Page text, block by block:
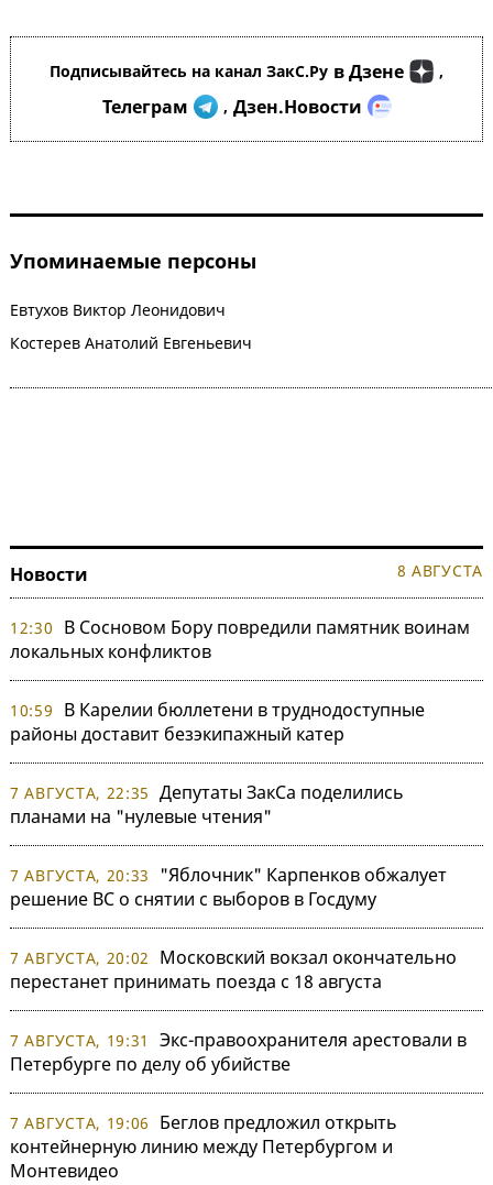
Подписывайтесь на канал ЗакС.Ру в Дзене ,
Телеграм , Дзен.Новости
Упоминаемые персоны
Евтухов Виктор Леонидович
Костерев Анатолий Евгеньевич
Новости 8 АВГУСТА
12:30
В Сосновом Бору повредили памятник воинам
локальных конфликтов
10:59
В Карелии бюллетени в труднодоступные
районы доставит безэкипажный катер
7 АВГУСТА, 22:35 Депутаты ЗакСа поделились
планами на "нулевые чтения"
7 АВГУСТА, 20:33
"Яблочник" Карпенков обжалует
решение ВС о снятии с выборов в Госдуму
7 АВГУСТА, 20:02
Московский вокзал окончательно
перестанет принимать поезда с 18 августа
7 АВГУСТА, 19:31
Экс-правоохранителя арестовали в
Петербурге по делу об убийстве
7 АВГУСТА, 19:06
Беглов предложил открыть
контейнерную линию между Петербургом и
Монтевидео